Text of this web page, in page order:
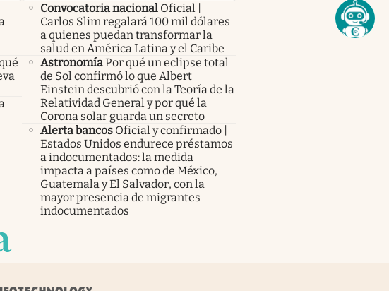
Convocatoria nacional Oficial |
Carlos Slim regalará 100 mil dólares
a quienes puedan transformar la
salud en América Latina y el Caribe
AstronomíaPor qué un eclipse total
de Sol confirmó lo que Albert
Einstein descubrió con la Teoría de la
Relatividad General y por qué la
Corona solar guarda un secreto
Alerta bancos Oficial y confirmado |
Estados Unidos endurece préstamos
a indocumentados: la medida
impacta a países como de México,
Guatemala y El Salvador, con la
mayor presencia de migrantes
indocumentados